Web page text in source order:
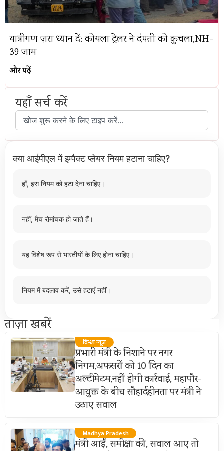
यात्रीगण ज़रा ध्यान दें: कोयला ट्रेलर ने दंपती को कुचला,NH-
39 जाम
और पढ़ें
यहाँ सर्च करें
क्या आईपीएल में इम्पैक्ट प्लेयर नियम हटाना चाहिए?
हाँ, इस नियम को हटा देना चाहिए।
नहीं, मैच रोमांचक हो जाते हैं।
यह विशेष रूप से भारतीयों के लिए होना चाहिए।
नियम में बदलाव करें, उसे हटाएँ नहीं।
ताज़ा खबरें
विन्ध्य न्यूज़
प्रभारी मंत्री के निशाने पर नगर
निगम,अफसरों को 10 दिन का
अल्टीमेटम,नहीं होगी कार्रवाई, महापौर-
आयुक्त के बीच सौहार्दहीनता पर मंत्री ने
उठाए सवाल
Madhya Pradesh
मंत्री आईं, समीक्षा की, सवाल आए तो